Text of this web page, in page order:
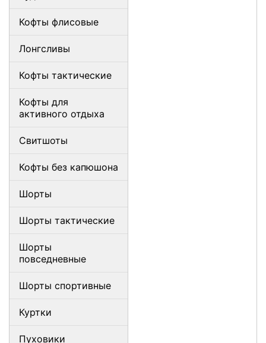
Кофты флисовые
Лонгсливы
Кофты тактические
Кофты для
активного отдыха
Свитшоты
Кофты без капюшона
Шорты
Шорты тактические
Шорты
повседневные
Шорты спортивные
Куртки
Пуховики